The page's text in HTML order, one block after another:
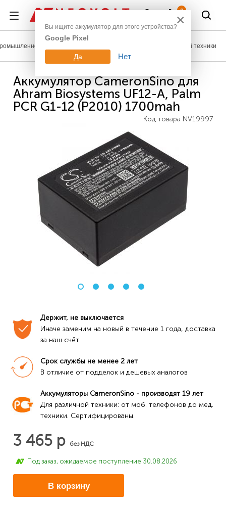
0
оборудование Аккумуляторы для медицинской техники
Аккумулятор CameronSino для
Ahram Biosystems UF12-A, Palm
PCR G1-12 (P2010) 1700mah
Код товара NV19997
Держит, не выключается
Иначе заменим на новый в течение 1 года, доставка
за наш счёт
Срок службы не менее 2 лет
В отличие от подделок и дешевых аналогов
Аккумуляторы CameronSino - производят 19 лет
Для различной техники: от моб. телефонов до мед.
техники. Сертифицированы.
3 465 р без НДС
Под заказ, ожидаемое поступление 30.08.2026
В корзину
×
Вы ищите аккумулятор для этого устройства?
Google Pixel
Да Нет